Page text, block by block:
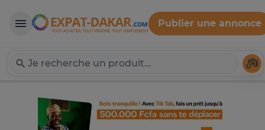
Expat-Dakar
Publier une annonce